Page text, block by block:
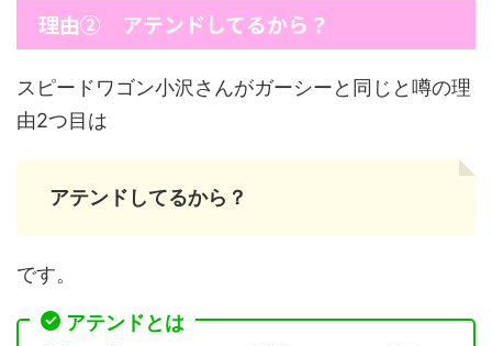
理由② アテンドしてるから？
スピードワゴン小沢さんがガーシーと同じと噂の理
由2つ目は
アテンドしてるから？
です。
アテンドとは